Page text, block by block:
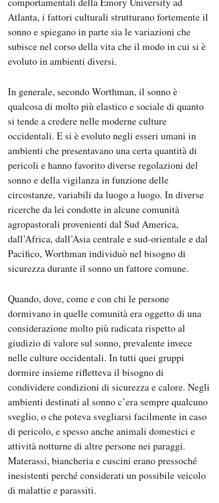
Atlanta, i fattori culturali strutturano fortemente il
sonno e spiegano in parte sia le variazioni che
subisce nel corso della vita che il modo in cui si è
evoluto in ambienti diversi.
In generale, secondo Worthman, il sonno è
qualcosa di molto più elastico e sociale di quanto
si tende a credere nelle moderne culture
occidentali. E si è evoluto negli esseri umani in
ambienti che presentavano una certa quantità di
pericoli e hanno favorito diverse regolazioni del
sonno e della vigilanza in funzione delle
circostanze, variabili da luogo a luogo. In diverse
ricerche da lei condotte in alcune comunità
agropastorali provenienti dal Sud America,
dall’Africa, dall’Asia centrale e sud-orientale e dal
Pacifico, Worthman individuò nel bisogno di
sicurezza durante il sonno un fattore comune.
Quando, dove, come e con chi le persone
dormivano in quelle comunità era oggetto di una
considerazione molto più radicata rispetto al
giudizio di valore sul sonno, prevalente invece
nelle culture occidentali. In tutti quei gruppi
dormire insieme rifletteva il bisogno di
condividere condizioni di sicurezza e calore. Negli
ambienti destinati al sonno c’era sempre qualcuno
sveglio, o che poteva svegliarsi facilmente in caso
di pericolo, e spesso anche animali domestici e
attività notturne di altre persone nei paraggi.
Materassi, biancheria e cuscini erano pressoché
inesistenti perché considerati un possibile veicolo
di malattie e parassiti.